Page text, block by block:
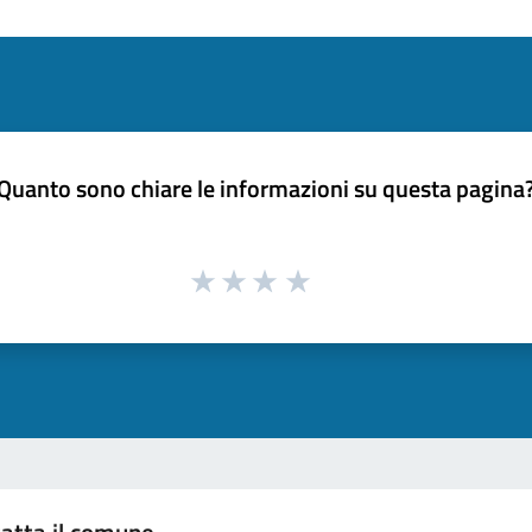
sono chiare le informazioni su questa